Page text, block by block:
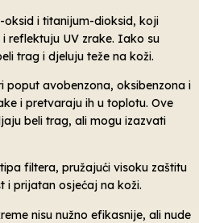
oksid i titanijum-dioksid, koji
reflektuju UV zrake. Iako su
trag i djeluju teže na koži.
poput avobenzona, oksibenzona i
i pretvaraju ih u toplotu. Ove
beli trag, ali mogu izazvati
filtera, pružajući visoku zaštitu
i prijatan osjećaj na koži.
nisu nužno efikasnije, ali nude